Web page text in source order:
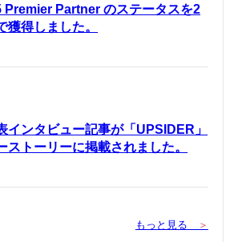
Premier Partner のステータスを2
獲得しました。
インタビュー記事が「UPSIDER」
ストーリーに掲載されました。
もっと見る ＞